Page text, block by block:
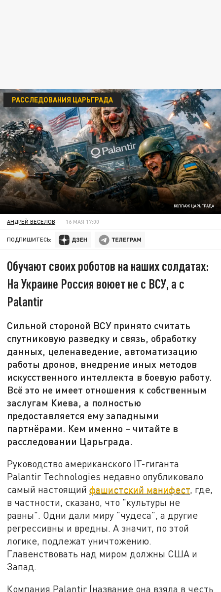
КОЛЛАЖ ЦАРЬГРАДА
РАССЛЕДОВАНИЯ ЦАРЬГРАДА
АНДРЕЙ ВЕСЕЛОВ 16 МАЯ 17:00
ПОДПИШИТЕСЬ:
Обучают своих роботов на наших солдатах:
На Украине Россия воюет не с ВСУ, а с
Palantir
Сильной стороной ВСУ принято считать
спутниковую разведку и связь, обработку
данных, целенаведение, автоматизацию
работы дронов, внедрение иных методов
искусственного интеллекта в боевую работу.
Всё это не имеет отношения к собственным
заслугам Киева, а полностью
предоставляется ему западными
партнёрами. Кем именно – читайте в
расследовании Царьграда.
Руководство американского IT-гиганта
Palantir Technologies недавно опубликовало
самый настоящийфашистский манифест, где,
в частности, сказано, что "культуры не
равны". Одни дали миру "чудеса", а другие
регрессивны и вредны. А значит, по этой
логике, подлежат уничтожению.
Главенствовать над миром должны США и
Запад.
Компания Palantir (название она взяла в честь